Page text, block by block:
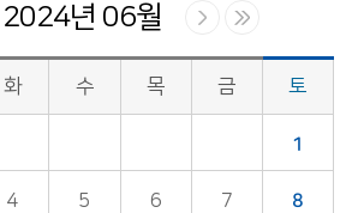
2024년 06월
화 수 목 금 토
1
4 5 6 7 8